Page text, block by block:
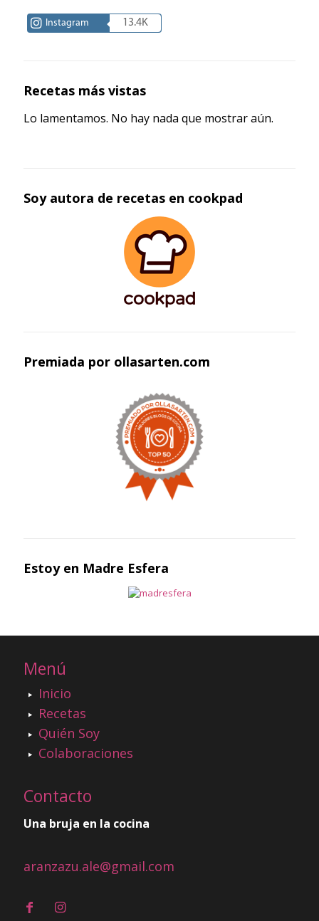
Instagram 13.4K
Recetas más vistas
Lo lamentamos. No hay nada que mostrar aún.
Soy autora de recetas en cookpad
Premiada por ollasarten.com
Estoy en Madre Esfera
Menú
Inicio
Recetas
Quién Soy
Colaboraciones
Contacto
Una bruja en la cocina
aranzazu.ale@gmail.com